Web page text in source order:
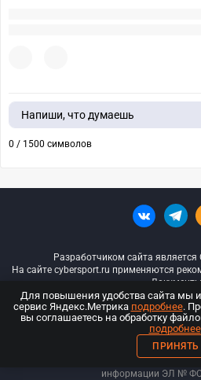
Напиши, что думаешь
0 / 1500 символов
Разработчиком сайта
На сайте cybersport.ru применяются
Документы
© ООО «Киберспорт.ру» —
18+
ООО «Киберспорт.ру». Свидетельство о
информации ЭЛ № ФС
Для повышения удобства сайта мы
сервис Яндекс.Метрика подробнее.
вы соглашаетесь на обработку
подробнее
ПРИНЯТЬ